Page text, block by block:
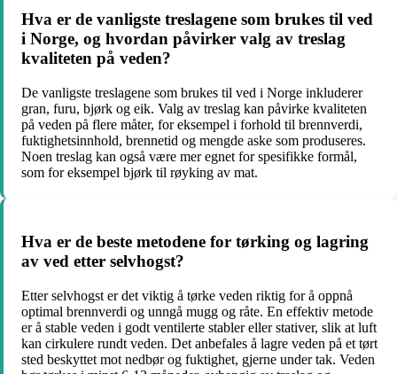
Hva er de vanligste treslagene som brukes til ved
i Norge, og hvordan påvirker valg av treslag
kvaliteten på veden?
De vanligste treslagene som brukes til ved i Norge inkluderer
gran, furu, bjørk og eik. Valg av treslag kan påvirke kvaliteten
på veden på flere måter, for eksempel i forhold til brennverdi,
fuktighetsinnhold, brennetid og mengde aske som produseres.
Noen treslag kan også være mer egnet for spesifikke formål,
som for eksempel bjørk til røyking av mat.
Hva er de beste metodene for tørking og lagring
av ved etter selvhogst?
Etter selvhogst er det viktig å tørke veden riktig for å oppnå
optimal brennverdi og unngå mugg og råte. En effektiv metode
er å stable veden i godt ventilerte stabler eller stativer, slik at luft
kan cirkulere rundt veden. Det anbefales å lagre veden på et tørt
sted beskyttet mot nedbør og fuktighet, gjerne under tak. Veden